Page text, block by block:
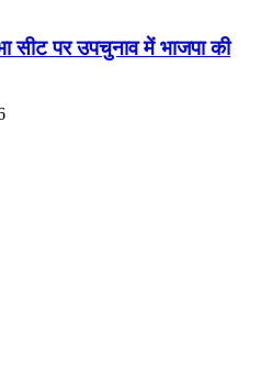
सीट पर उपचुनाव में भाजपा की